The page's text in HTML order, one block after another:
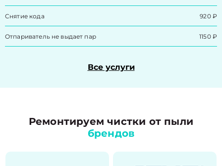
Снятие кода 920 ₽
Отпариватель не выдает пар 1150 ₽
Все услуги
Ремонтируем чистки от пыли
брендов